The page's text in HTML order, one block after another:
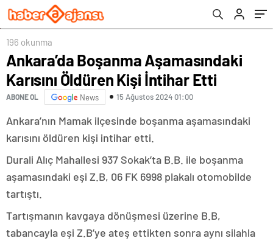
196 okunma
Ankara’da Boşanma Aşamasındaki
Karısını Öldüren Kişi İntihar Etti
ABONE OL News 15 Ağustos 2024 01:00
Ankara’nın Mamak ilçesinde boşanma aşamasındaki
karısını öldüren kişi intihar etti.
Durali Alıç Mahallesi 937 Sokak’ta B.B. ile boşanma
aşamasındaki eşi Z.B, 06 FK 6998 plakalı otomobilde
tartıştı.
Tartışmanın kavgaya dönüşmesi üzerine B.B,
tabancayla eşi Z.B’ye ateş ettikten sonra aynı silahla